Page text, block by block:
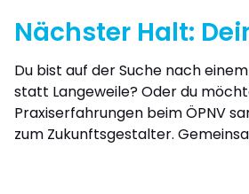
Nächster Halt:
Du bist auf der Suche nach
statt Langeweile? Oder du
Praxiserfahrungen beim ÖPNV
zum Zukunftsgestalter.